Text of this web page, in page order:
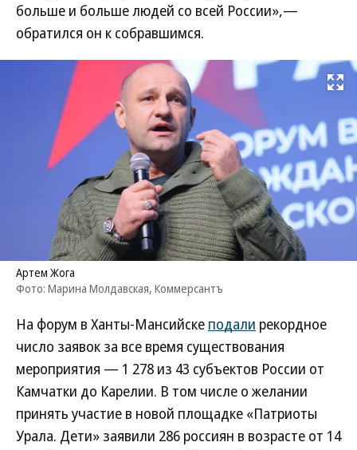
больше и больше людей со всей России»,—
обратился он к собравшимся.
Развернуть
Артем Жога
Фото: Марина Молдавская, Коммерсантъ
На форум в Ханты-Мансийске подали рекордное
число заявок за все время существования
мероприятия — 1 278 из 43 субъектов России от
Камчатки до Карелии. В том числе о желании
принять участие в новой площадке «Патриоты
Урала. Дети» заявили 286 россиян в возрасте от 14